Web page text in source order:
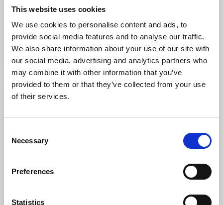
This website uses cookies
We use cookies to personalise content and ads, to
provide social media features and to analyse our traffic.
We also share information about your use of our site with
our social media, advertising and analytics partners who
may combine it with other information that you’ve
provided to them or that they’ve collected from your use
of their services.
Selection
Necessary
Preferences
Statistics
Havings skafferi
★ ★
En sinnlig oas mitt i Lysekil
Läs mer
Bada och simma